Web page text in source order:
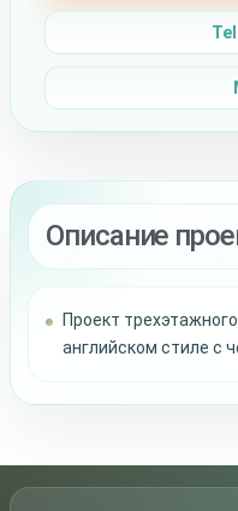
Описание
Проект
английском стиле с